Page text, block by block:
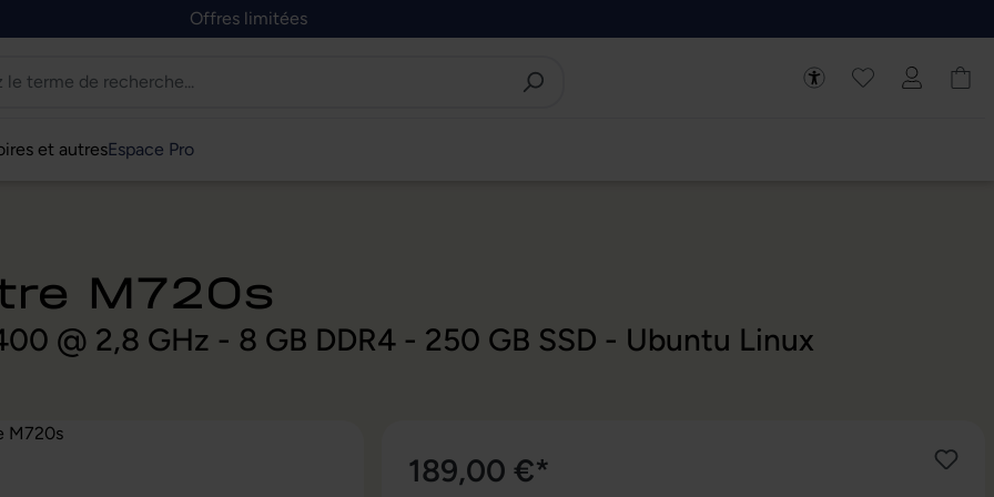
Offres limitées
et autresEspace Pro
M720s
@ 2,8 GHz - 8 GB DDR4 - 250 GB SSD - Ubuntu Linux
189,00 €*